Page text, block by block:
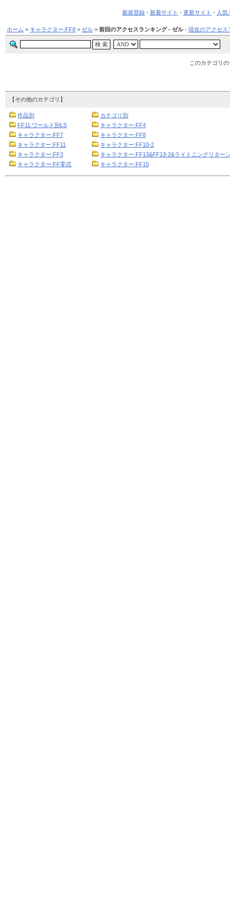
新規登録 - 新着サイト - 更新サイト - 人
ホーム > キャラクター:FF8 > ゼル > 前回のアクセスランキング - ゼル- 現在のアクセス
このカテゴリ
【その他のカテゴリ】
作品別
カテゴリ別
FF11:ワールド別LS
キャラクター:FF4
キャラクター:FF7
キャラクター:FF8
キャラクター:FF11
キャラクター:FF10-2
キャラクター:FF3
キャラクター:FF13&FF13-2&ライトニングリター
キャラクター:FF零式
キャラクター:FF15